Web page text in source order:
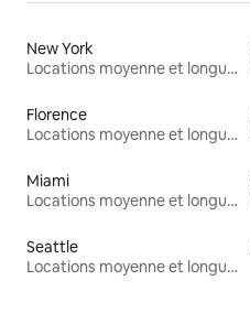
New York
Locations moyenne et longue durée
Florence
Locations moyenne et longue durée
Miami
Locations moyenne et longue durée
Seattle
Locations moyenne et longue durée